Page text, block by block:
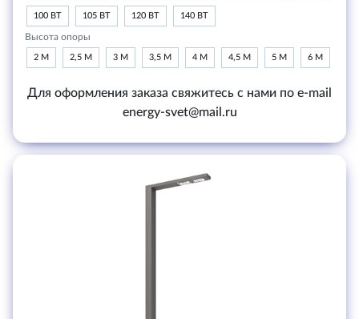
100 ВТ 105 ВТ 120 ВТ 140 ВТ
Высота опоры
2 М 2,5 М 3 М 3,5 М 4 М 4,5 М 5 М 6 М
Для оформления заказа свяжитесь с нами по e-mail
energy-svet@mail.ru